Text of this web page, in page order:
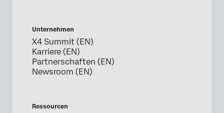
Unternehmen
X4 Summit (EN)
Karriere (EN)
Partnerschaften (EN)
Newsroom (EN)
Ressourcen